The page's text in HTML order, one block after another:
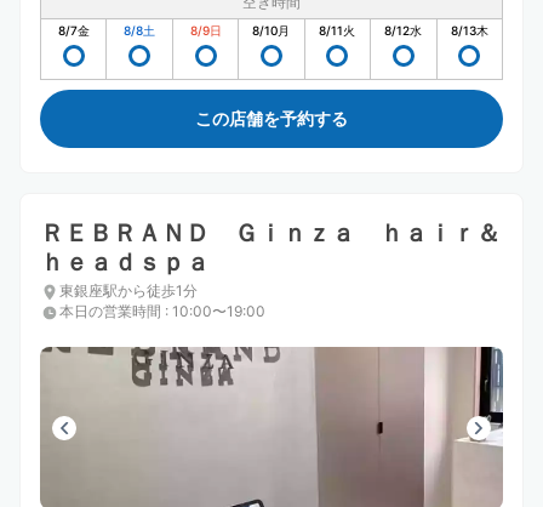
8/7金 8/8土 8/9日 8/10月 8/11火 8/12水 8/13木
この店舗を予約する
ＲＥＢＲＡＮＤ Ｇｉｎｚａ ｈａｉｒ＆
ｈｅａｄｓｐａ
東銀座駅から徒歩1分
本日の営業時間 : 10:00〜19:00